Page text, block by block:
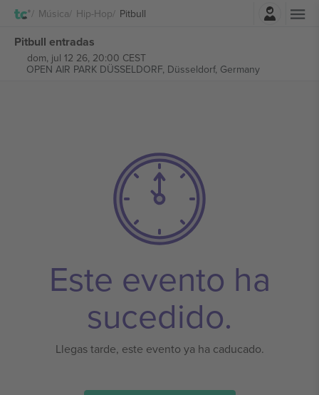
Música Hip-Hop Pitbull
Pitbull entradas
dom, jul 12 26, 20:00 CEST
OPEN AIR PARK DÜSSELDORF, Düsseldorf, Germany
Este evento ha
sucedido.
Llegas tarde, este evento ya ha caducado.